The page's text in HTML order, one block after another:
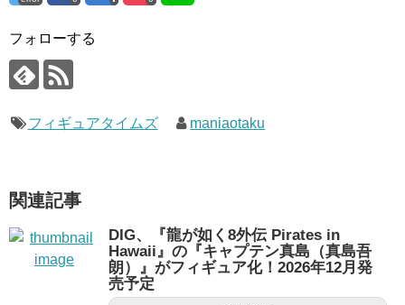
フォローする
フィギュアタイムズ maniaotaku
関連記事
DIG、『龍が如く8外伝 Pirates in
Hawaii』の『キャプテン真島（真島吾
朗）』がフィギュア化！2026年12月発
売予定